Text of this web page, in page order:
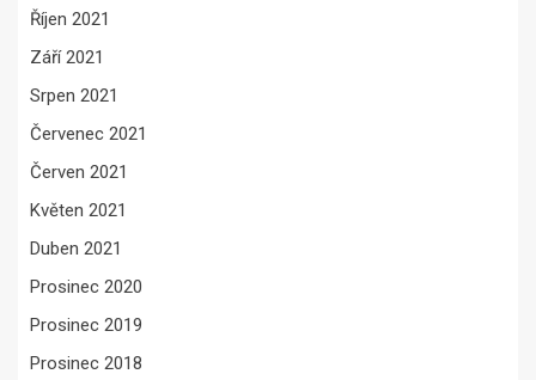
Říjen 2021
Září 2021
Srpen 2021
Červenec 2021
Červen 2021
Květen 2021
Duben 2021
Prosinec 2020
Prosinec 2019
Prosinec 2018